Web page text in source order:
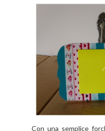
Con una semplice